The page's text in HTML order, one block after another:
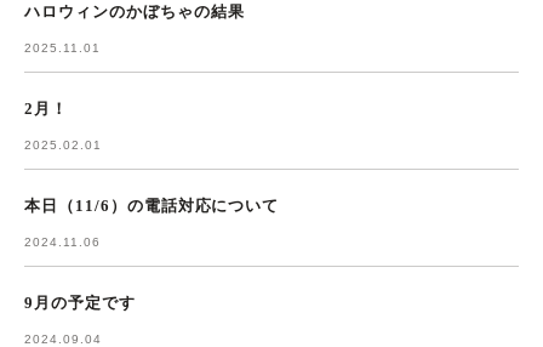
ハロウィンのかぼちゃの結果
2025.11.01
2月！
2025.02.01
本日（11/6）の電話対応について
2024.11.06
9月の予定です
2024.09.04